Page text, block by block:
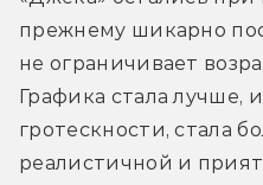
прежнему шикарно
не ограничивает
Графика стала лучше,
гротескности, стала
реалистичной и